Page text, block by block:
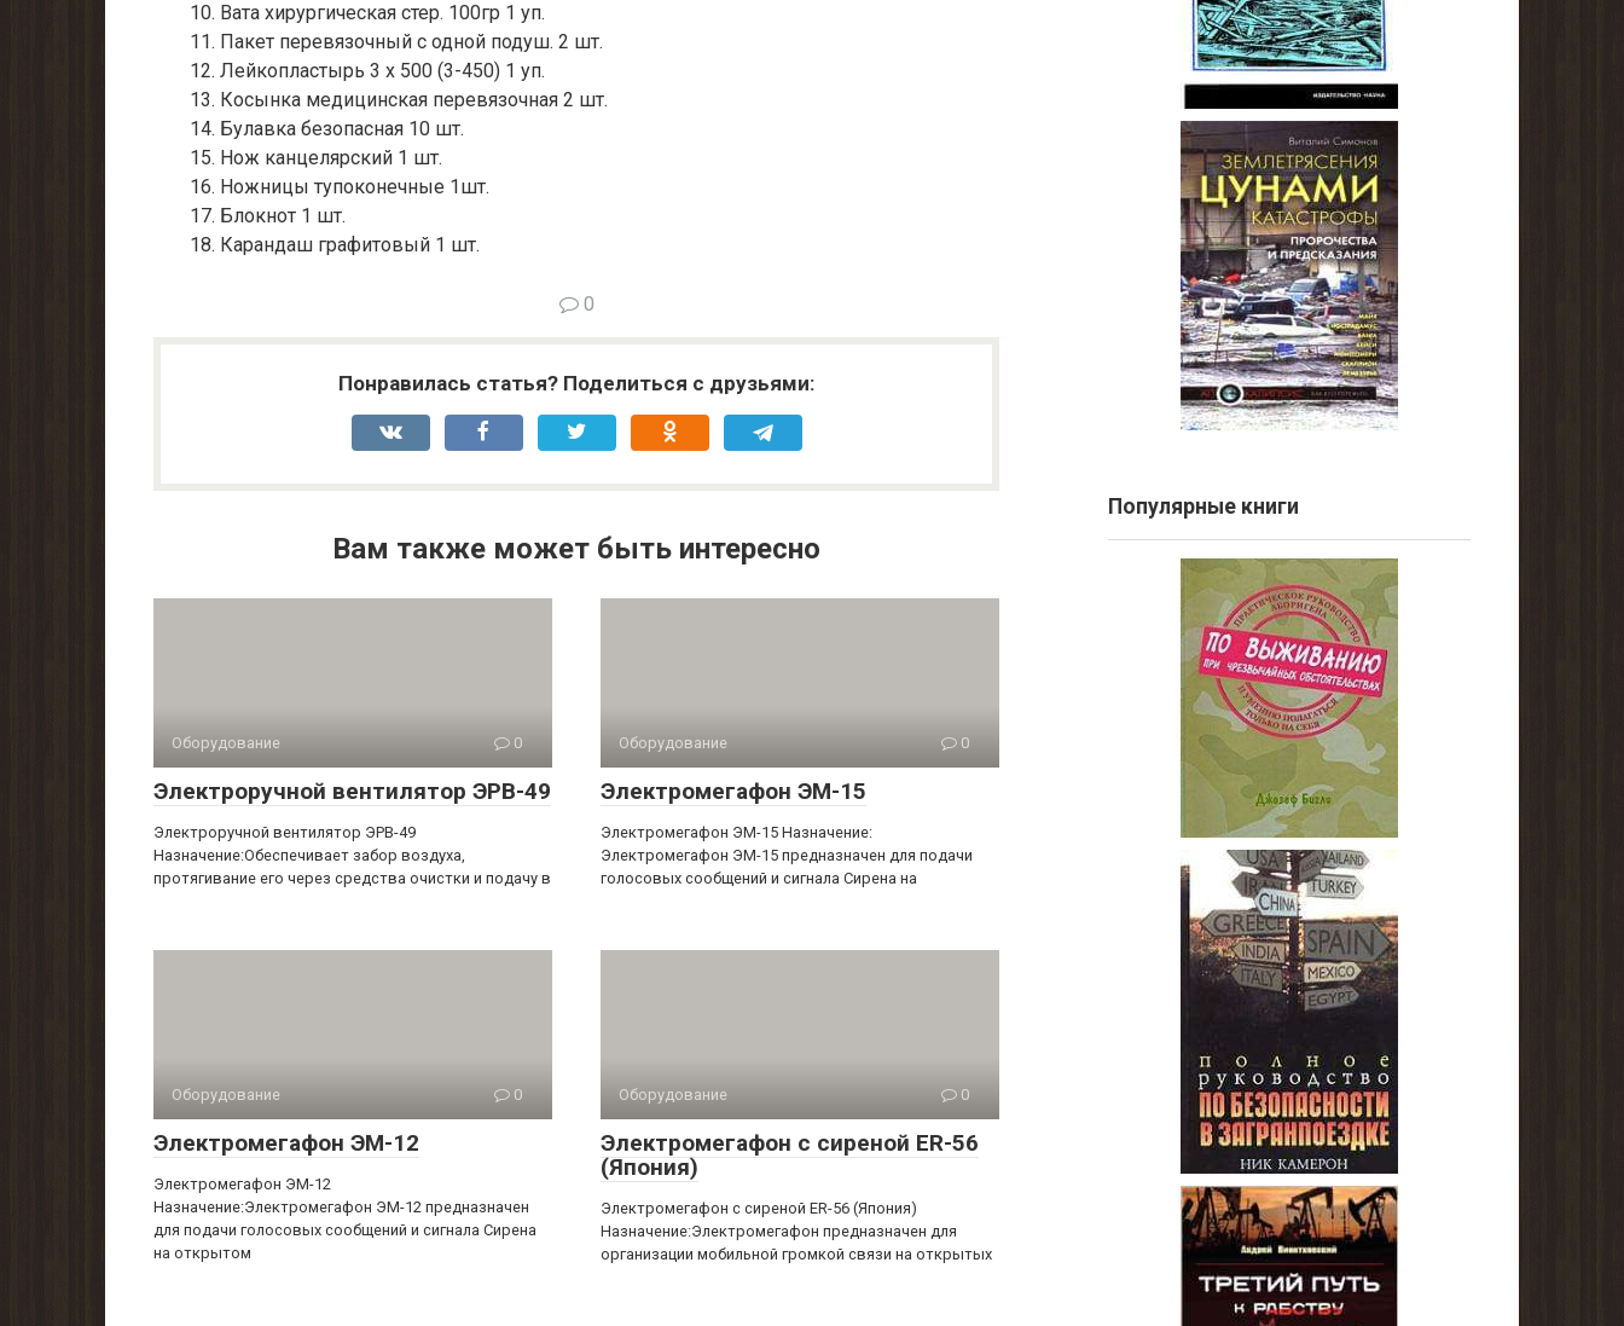
10. Вата хирургическая стер. 100гр 1 уп.
11. Пакет перевязочный с одной подуш. 2 шт.
12. Лейкопластырь 3 х 500 (3-450) 1 уп.
13. Косынка медицинская перевязочная 2 шт.
14. Булавка безопасная 10 шт.
15. Нож канцелярский 1 шт.
16. Ножницы тупоконечные 1шт.
17. Блокнот 1 шт.
18. Карандаш графитовый 1 шт.
0
Понравилась статья? Поделиться с друзьями:
Вам также может быть интересно
Оборудование 0
Электроручной вентилятор ЭРВ-49
Электроручной вентилятор ЭРВ-49
Назначение:Обеспечивает забор воздуха,
протягивание его через средства очистки и подачу в
Оборудование 0
Электромегафон ЭМ-15
Электромегафон ЭМ-15 Назначение:
Электромегафон ЭМ-15 предназначен для подачи
голосовых сообщений и сигнала Сирена на
Оборудование 0
Электромегафон ЭМ-12
Электромегафон ЭМ-12
Назначение:Электромегафон ЭМ-12 предназначен
для подачи голосовых сообщений и сигнала Сирена
на открытом
Оборудование 0
Электромегафон с сиреной ER-56
(Япония)
Электромегафон с сиреной ER-56 (Япония)
Назначение:Электромегафон предназначен для
организации мобильной громкой связи на открытых
Популярные книги